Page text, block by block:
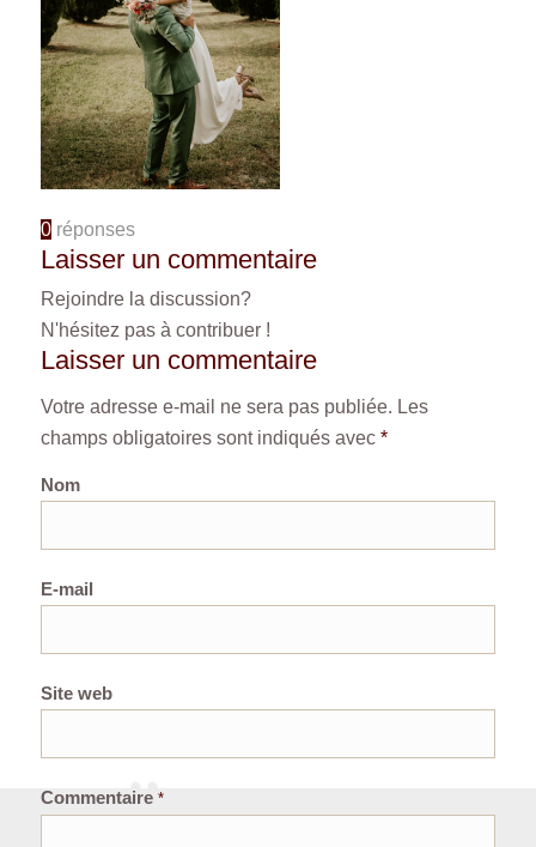
0 réponses
Laisser un commentaire
Rejoindre la discussion?
N'hésitez pas à contribuer !
Laisser un commentaire
Votre adresse e-mail ne sera pas publiée. Les
champs obligatoires sont indiqués avec *
Nom
E-mail
Site web
Commentaire *